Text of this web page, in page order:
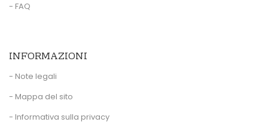
- FAQ
INFORMAZIONI
- Note legali
- Mappa del sito
- Informativa sulla privacy